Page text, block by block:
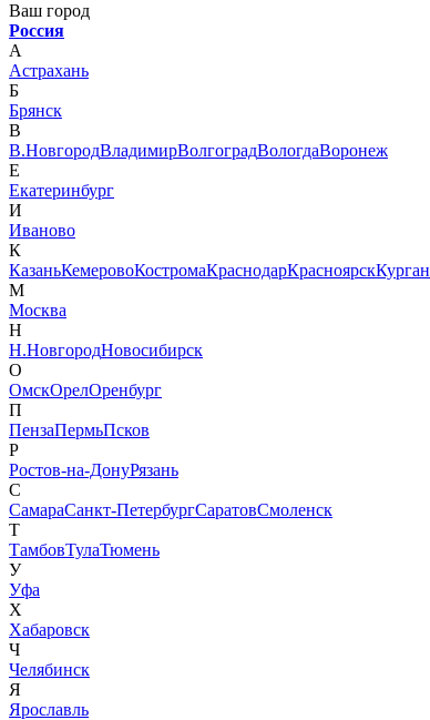
Ваш город
Россия
А
Астрахань
Б
Брянск
В
В.НовгородВладимирВолгоградВологдаВоронеж
Е
Екатеринбург
И
Иваново
К
КазаньКемеровоКостромаКраснодарКрасноярскКурган
М
Москва
Н
Н.НовгородНовосибирск
О
ОмскОрелОренбург
П
ПензаПермьПсков
Р
Ростов-на-ДонуРязань
С
СамараСанкт-ПетербургСаратовСмоленск
Т
ТамбовТулаТюмень
У
Уфа
Х
Хабаровск
Ч
Челябинск
Я
Ярославль